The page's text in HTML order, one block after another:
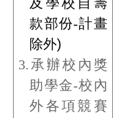
款部份-計畫
除外)
3. 承辦校內獎
助學金-校內
外各項競賽